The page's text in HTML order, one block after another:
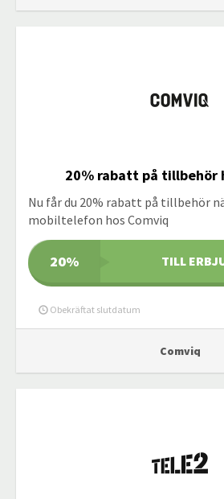
20% rabatt på tillbehör
Nu får du 20% rabatt på tillbehör
mobiltelefon hos Comviq
20% TILL
Obekräftat slutdatum
Comviq